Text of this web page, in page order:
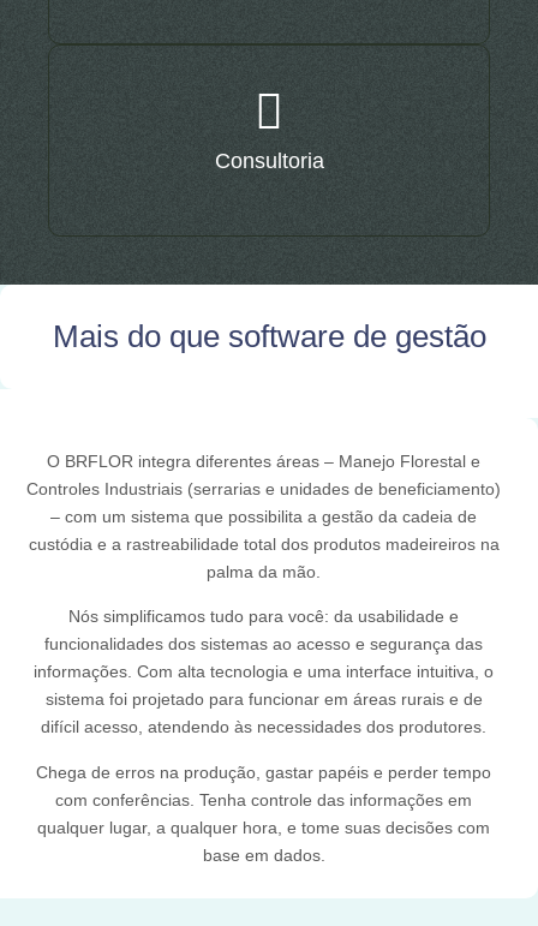
Consultoria
Mais do que software de gestão
O BRFLOR integra diferentes áreas – Manejo Florestal e
Controles Industriais (serrarias e unidades de beneficiamento)
– com um sistema que possibilita a gestão da cadeia de
custódia e a rastreabilidade total dos produtos madeireiros na
palma da mão.
Nós simplificamos tudo para você: da usabilidade e
funcionalidades dos sistemas ao acesso e segurança das
informações. Com alta tecnologia e uma interface intuitiva, o
sistema foi projetado para funcionar em áreas rurais e de
difícil acesso, atendendo às necessidades dos produtores.
Chega de erros na produção, gastar papéis e perder tempo
com conferências. Tenha controle das informações em
qualquer lugar, a qualquer hora, e tome suas decisões com
base em dados.